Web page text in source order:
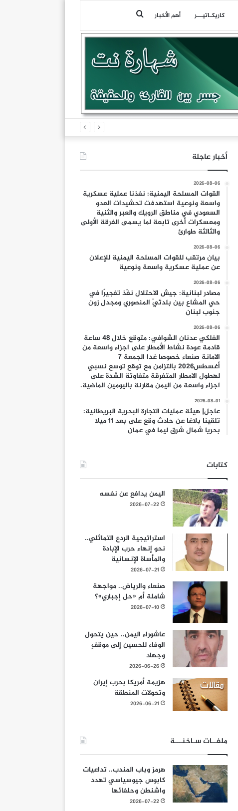
كاريكـاتيـــر أهم الأخبار بحث
أخبار عاجلة
2026-08-06
القوات المسلحة اليمنية: نفذنا عملية عسكرية
واسعة ونوعية استهدفت تحشيدات العدو
السعودي في مناطق الرويك والعبر والثنية
ومعسكرات أخرى تابعة لما يسمى الفرقة الأولى
والثالثة طوارئ
2026-08-06
بيان مرتقب للقوات المسلحة اليمنية للإعلان
عن عملية عسكرية واسعة ونوعية
2026-08-06
مصادر لبنانية: جيش الاحتلال نفّذ تفجيرًا في
حي المشاع بين بلدتَيْ المنصوري ومجدل زون
جنوب لبنان
2026-08-06
الفلكي عدنان الشوافي: متوقع خلال 48 ساعة
قادمة عودة نشاط الأمطار على اجزاء واسعة من
الامانة صنعاء خصوصا غدا الجمعة 7
أغسطس2026 بالتزامن مع توقع توسع نسبي
لهطول الامطار المتفرقة متفاوتة الشدة على
اجزاء واسعة من اليمن مقارنة باليومين الماضية.
2026-08-01
عاجل| هيئة عمليات التجارة البحرية البريطانية:
تلقينا بلاغا عن حادث وقع على بعد 11 ميلا
بحريا شمال شرق ليما في عمان
كتابات
اليمن يدافع عن نفسه
2026-07-22
استراتيجية الردع التماثلي..
نحو إنهاء حرب الإبادة
والمأساة الإنسانية
2026-07-21
صنعاء والرياض.. مواجهة
شاملة أم «حل إجباري»؟
2026-07-10
عاشوراء اليمن.. حين يتحول
الوفاء للحسين إلى موقفٍ
وجهاد
2026-06-26
هزيمة أمريكا بحرب إيران
وتحولات المنطقة
2026-06-21
ملفــات سـاخنـــة
هرمز وباب المندب.. تداعيات
كابوس جيوسياسي تهدد
واشنطن وحلفائها
2026-07-22